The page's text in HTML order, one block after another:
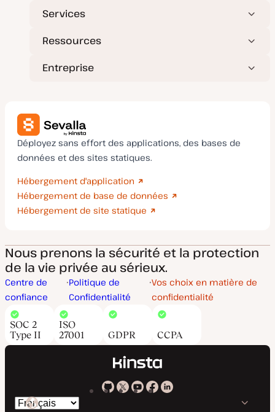
Services
Ressources
Entreprise
Déployez sans effort des applications, des bases de
données et des sites statiques.
Hébergement d'application
Hébergement de base de données
Hébergement de site statique
Nous prenons la sécurité et la protection
de la vie privée au sérieux.
Centre de
confiance
Politique de
Confidentialité
Vos choix en matière de
confidentialité
SOC 2
Type II
ISO
27001
GDPR CCPA
KinstaKinstaKinsta
KinstaKinsta
Changer